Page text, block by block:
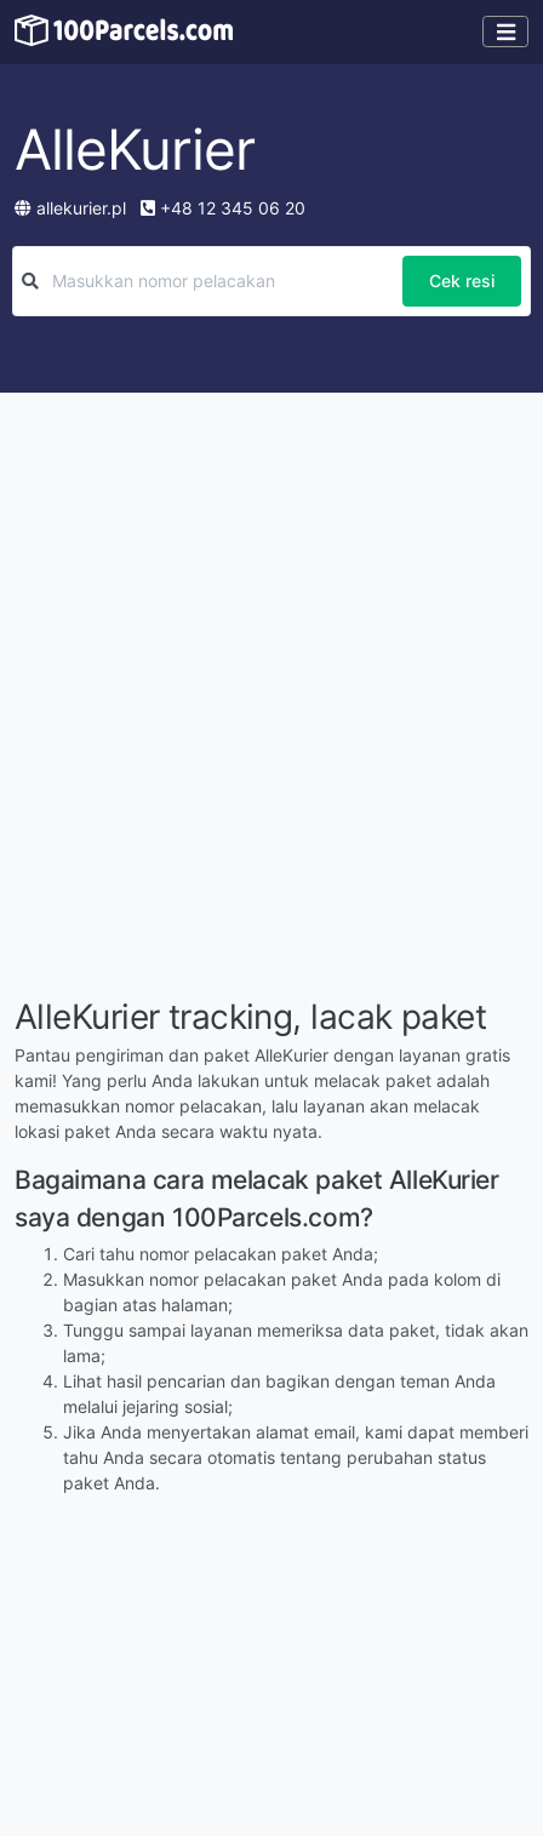
AlleKurier
allekurier.pl +48 12 345 06 20
Cek resi
AlleKurier tracking, lacak paket
Pantau pengiriman dan paket AlleKurier dengan layanan gratis
kami! Yang perlu Anda lakukan untuk melacak paket adalah
memasukkan nomor pelacakan, lalu layanan akan melacak
lokasi paket Anda secara waktu nyata.
Bagaimana cara melacak paket AlleKurier
saya dengan 100Parcels.com?
Cari tahu nomor pelacakan paket Anda;
Masukkan nomor pelacakan paket Anda pada kolom di
bagian atas halaman;
Tunggu sampai layanan memeriksa data paket, tidak akan
lama;
Lihat hasil pencarian dan bagikan dengan teman Anda
melalui jejaring sosial;
Jika Anda menyertakan alamat email, kami dapat memberi
tahu Anda secara otomatis tentang perubahan status
paket Anda.